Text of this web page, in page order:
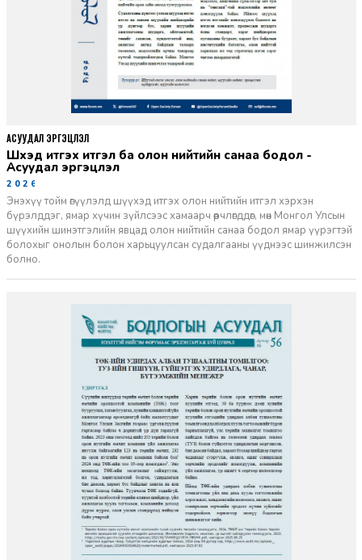
Шүүхэд итгэх итгэл ба олон нийтийн санаа бодол -
Асуудал эргэцүүлэл
2026-06-11
Энэхүү тойм өгүүлэлд шүүхэд итгэх олон нийтийн итгэл хэрхэн
бүрэлддэг, ямар хүчин зүйлсээс хамаарч өөрчлөгддөг, мөн Монгол Улсын
шүүхийн шинэтгэлийн явцад олон нийтийн санаа бодол ямар үүрэгтэй
болохыг онолын болон харьцуулсан судалгааны үүднээс шинжилсэн
болно.
АСУУДАЛ ЭРГЭЦҮҮЛЭЛ